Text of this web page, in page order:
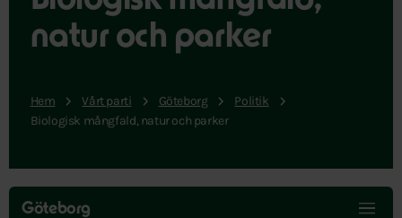
natur och parker
Hem Vårt parti Göteborg
Politik
Biologisk mångfald, natur och parker
Hoppa
över
Göteborg